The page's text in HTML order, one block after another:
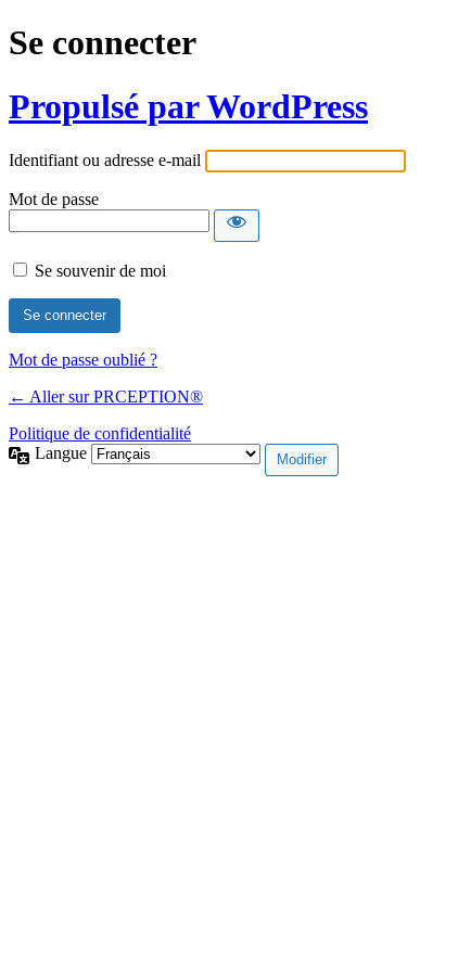
Se connecter
Propulsé par WordPress
Identifiant ou adresse e-mail
Mot de passe
Se souvenir de moi
Mot de passe oublié ?
← Aller sur PRCEPTION®
Politique de confidentialité
Langue